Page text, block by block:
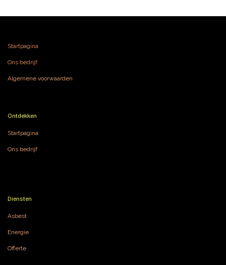
Startpagina
Ons bedrijf
Algemene voorwaarden
Ontdekken
Startpagina
Ons bedrijf
Diensten
Asbest
Energie
Offerte